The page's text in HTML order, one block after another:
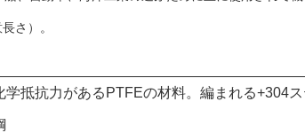
さ）。
学抵抗力があるPTFEの材料。編まれる+304